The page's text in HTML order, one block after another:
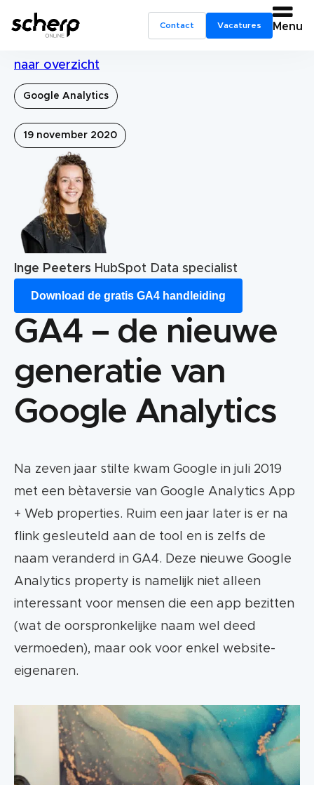
Contact Vacatures Menu
naar overzicht
Google Analytics
19 november 2020
Inge Peeters HubSpot Data specialist
Download de gratis GA4 handleiding
GA4 – de nieuwe
generatie van
Google Analytics
Na zeven jaar stilte kwam Google in juli 2019
met een bètaversie van Google Analytics App
+ Web properties. Ruim een jaar later is er na
flink gesleuteld aan de tool en is zelfs de
naam veranderd in GA4. Deze nieuwe Google
Analytics property is namelijk niet alleen
interessant voor mensen die een app bezitten
(wat de oorspronkelijke naam wel deed
vermoeden), maar ook voor enkel website-
eigenaren.